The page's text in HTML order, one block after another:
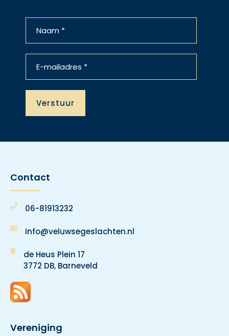
Contact
06-81913232
Info@veluwsegeslachten.nl
de Heus Plein 17
3772 DB, Barneveld
Vereniging